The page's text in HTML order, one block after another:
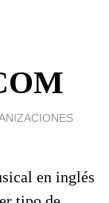
en inglés